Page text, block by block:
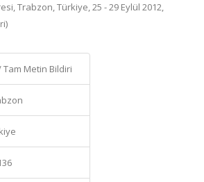
Trabzon, Türkiye, 25 - 29 Eylül 2012,
Tam Metin Bildiri